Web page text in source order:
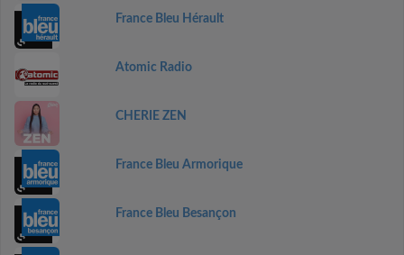
France Bleu Hérault
Atomic Radio
CHERIE ZEN
France Bleu Armorique
France Bleu Besançon